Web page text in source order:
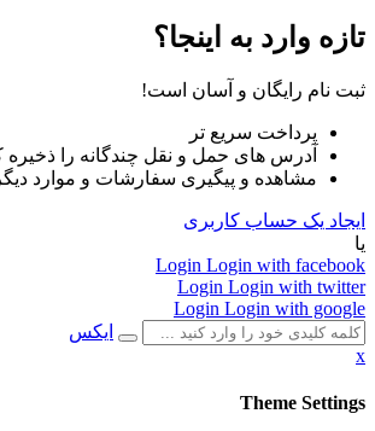
تازه وارد به اینجا؟
ثبت نام رایگان و آسان است!
پرداخت سریع تر
آدرس های حمل و نقل چندگانه را ذخیره
مشاهده و پیگیری سفارشات و موارد دیگر
ایجاد یک حساب کاربری
یا
Login Login with facebook
Login Login with twitter
Login Login with google
ایکس
x
Theme Settings